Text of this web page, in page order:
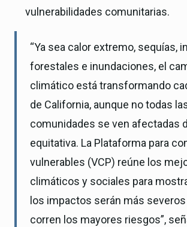
vulnerabilidades comunitarias.
“Ya sea calor extremo, sequías,
forestales e inundaciones, el
climático está transformando
de California, aunque no todas
comunidades se ven afectadas
equitativa. La Plataforma para
vulnerables (VCP) reúne los
climáticos y sociales para
los impactos serán más
corren los mayores riesgos”,